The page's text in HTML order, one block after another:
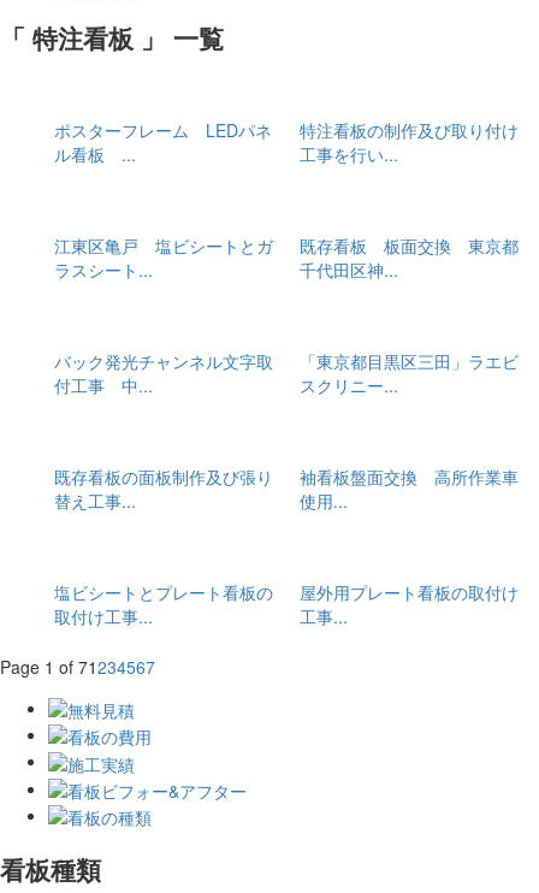
「 特注看板 」 一覧
ポスターフレーム LEDパネ
ル看板 ...
特注看板の制作及び取り付け
工事を行い...
江東区亀戸 塩ビシートとガ
ラスシート...
既存看板 板面交換 東京都
千代田区神...
バック発光チャンネル文字取
付工事 中...
「東京都目黒区三田」ラエビ
スクリニー...
既存看板の面板制作及び張り
替え工事...
袖看板盤面交換 高所作業車
使用...
塩ビシートとプレート看板の
取付け工事...
屋外用プレート看板の取付け
工事...
Page 1 of 71234567
看板種類